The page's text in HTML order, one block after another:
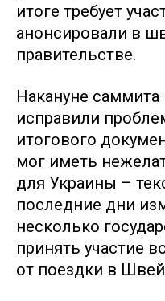
итоге требует
анонсировали в
правительстве.
Накануне
исправили
итогового
мог иметь
для Украины –
последние дни
несколько
принять участие
от поездки в